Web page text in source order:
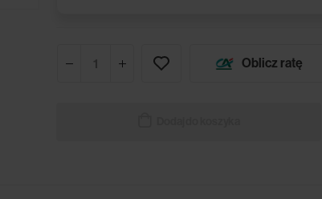
Oblicz ratę